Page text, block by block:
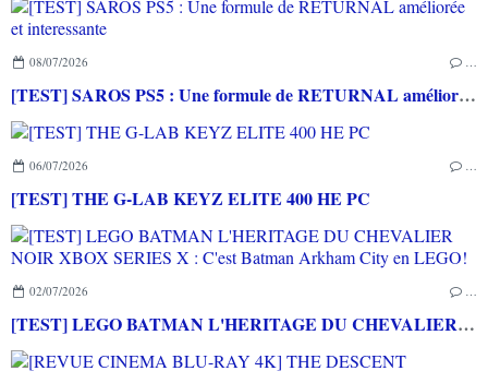
08/07/2026
[TEST] SAROS PS5 : Une formule de RETURNAL améliorée et interessante
06/07/2026
[TEST] THE G-LAB KEYZ ELITE 400 HE PC
02/07/2026
[TEST] LEGO BATMAN L'HERITAGE DU CHEVALIER NOIR XBOX SERIES X : C'est Batman Arkham City en LEGO!